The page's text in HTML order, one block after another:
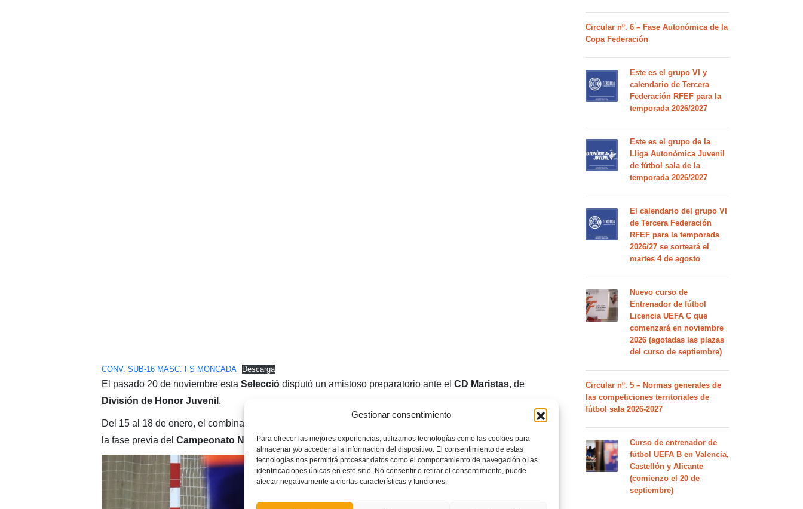
Gestionar consentimiento
Para ofrecer las mejores experiencias, utilizamos tecnologías como las cookies para
almacenar y/o acceder a la información del dispositivo. El consentimiento de estas
tecnologías nos permitirá procesar datos como el comportamiento de navegación o las
identificaciones únicas en este sitio. No consentir o retirar el consentimiento, puede
afectar negativamente a ciertas características y funciones.
CONV. SUB-16 MASC. FS MONCADA Descarga
El pasado 20 de noviembre esta Selecciódisputó un amistoso preparatorio ante el CD Maristas, de
División de Honor Juvenil .
Del 15 al 18 de enero, el combinado cadete disputará en
la fase previa del Campeonato Nacional de Selecciones Autonómicasde la categoría.
Circular nº. 6 – Fase Autonómica de la
Copa Federación
Este es el grupo VI y
calendario de Tercera
Federación RFEF para la
temporada 2026/2027
Este es el grupo de la
Lliga Autonòmica Juvenil
de fútbol sala de la
temporada 2026/2027
El calendario del grupo VI
de Tercera Federación
RFEF para la temporada
2026/27 se sorteará el
martes 4 de agosto
Nuevo curso de
Entrenador de fútbol
Licencia UEFA C que
comenzará en noviembre
2026 (agotadas las plazas
del curso de septiembre)
Circular nº. 5 – Normas generales de
las competiciones territoriales de
fútbol sala 2026-2027
Curso de entrenador de
fútbol UEFA B en Valencia,
Castellón y Alicante
(comienzo el 20 de
septiembre)